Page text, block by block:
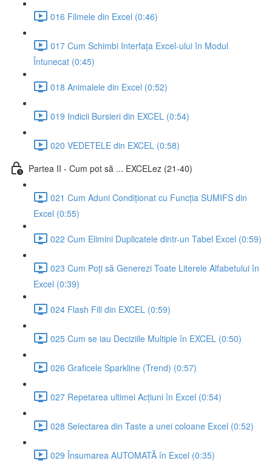
016 Filmele din Excel (0:46)
017 Cum Schimbi Interfața Excel-ului în Modul
Întunecat (0:45)
018 Animalele din Excel (0:52)
019 Indicii Bursieri din EXCEL (0:54)
020 VEDETELE din EXCEL (0:58)
Partea II - Cum pot să ... EXCELez (21-40)
021 Cum Aduni Condiționat cu Funcția SUMIFS din
Excel (0:55)
022 Cum Elimini Duplicatele dintr-un Tabel Excel (0:59)
023 Cum Poți să Generezi Toate Literele Alfabetului în
Excel (0:39)
024 Flash Fill din EXCEL (0:59)
025 Cum se iau Deciziile Multiple în EXCEL (0:50)
026 Graficele Sparkline (Trend) (0:57)
027 Repetarea ultimei Acțiuni în Excel (0:54)
028 Selectarea din Taste a unei coloane Excel (0:52)
029 Însumarea AUTOMATĂ în Excel (0:35)